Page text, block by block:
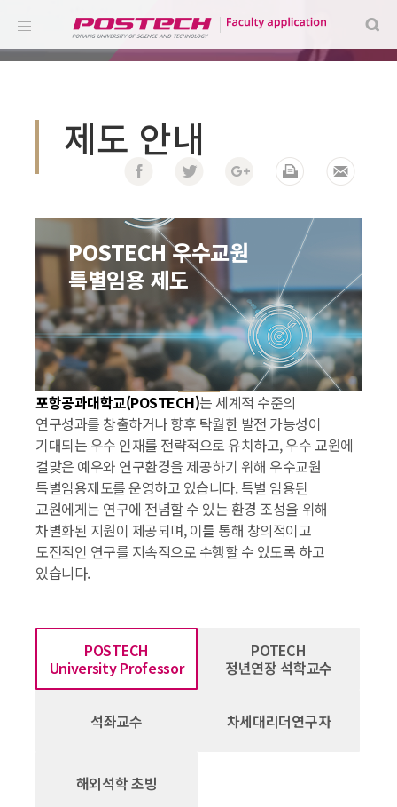
제도 안내
POSTECH 우수교원
특별임용 제도
포항공과대학교(POSTECH)는 세계적 수준의
연구성과를 창출하거나 향후 탁월한 발전 가능성이
기대되는 우수 인재를 전략적으로 유치하고, 우수 교원에
걸맞은 예우와 연구환경을 제공하기 위해 우수교원
특별임용제도를 운영하고 있습니다. 특별 임용된
교원에게는 연구에 전념할 수 있는 환경 조성을 위해
차별화된 지원이 제공되며, 이를 통해 창의적이고
도전적인 연구를 지속적으로 수행할 수 있도록 하고
있습니다.
POSTECH
University Professor
POTECH
정년연장 석학교수
석좌교수 차세대리더연구자
해외석학 초빙